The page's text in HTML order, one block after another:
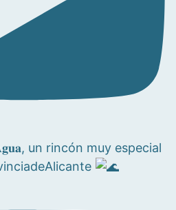
un rincón muy especial